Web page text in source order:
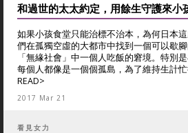
和過世的太太約定，用餘生守護來小
如果小孩食堂只能治標不治本，為何日本
們在孤獨空虛的大都市中找到一個可以歇
「無緣社會」中一個人吃飯的窘境。特別
每個人都像是一個個孤島，為了維持生計
READ>
2017 Mar 21
看見女力